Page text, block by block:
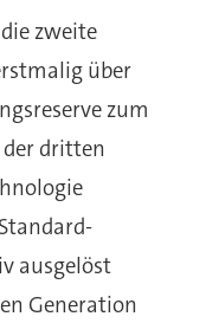
zweite
über
zum
dritten
ausgelöst
Generation